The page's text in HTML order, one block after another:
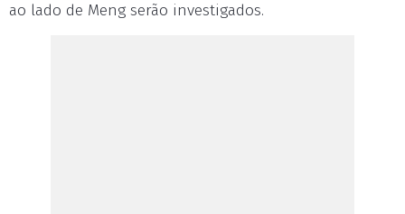
ao lado de Meng serão investigados.